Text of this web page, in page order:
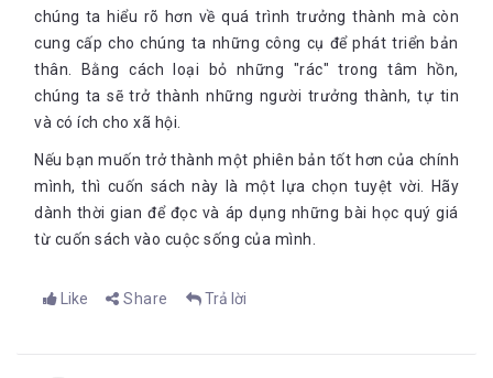
chúng ta hiểu rõ hơn về quá trình trưởng thành mà còn
cung cấp cho chúng ta những công cụ để phát triển bản
thân. Bằng cách loại bỏ những "rác" trong tâm hồn,
chúng ta sẽ trở thành những người trưởng thành, tự tin
và có ích cho xã hội.
Nếu bạn muốn trở thành một phiên bản tốt hơn của chính
mình, thì cuốn sách này là một lựa chọn tuyệt vời. Hãy
dành thời gian để đọc và áp dụng những bài học quý giá
từ cuốn sách vào cuộc sống của mình.
Like Share Trả lời